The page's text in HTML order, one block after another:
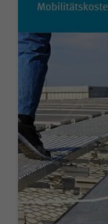
Name
Anbieter
Laufzeit